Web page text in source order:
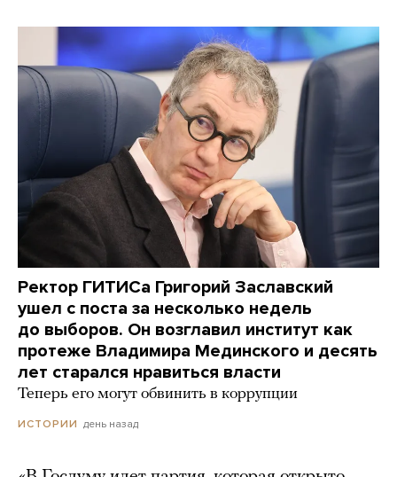
Ректор ГИТИСа Григорий Заславский
ушел с поста за несколько недель
до выборов. Он возглавил институт как
протеже Владимира Мединского и десять
лет старался нравиться власти
Теперь его могут обвинить в коррупции
ИСТОРИИ день назад